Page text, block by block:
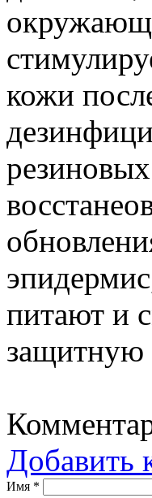
кожи
питают и
Добавить
Имя *